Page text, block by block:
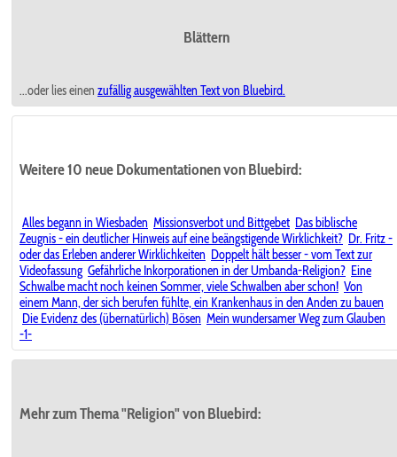
Blättern
...oder lies einen zufällig ausgewählten Text von Bluebird.
Weitere 10 neue Dokumentationen von Bluebird:
Alles begann in Wiesbaden Missionsverbot und Bittgebet Das biblische
Zeugnis - ein deutlicher Hinweis auf eine beängstigende Wirklichkeit? Dr. Fritz -
oder das Erleben anderer Wirklichkeiten Doppelt hält besser - vom Text zur
Videofassung Gefährliche Inkorporationen in der Umbanda-Religion? Eine
Schwalbe macht noch keinen Sommer, viele Schwalben aber schon! Von
einem Mann, der sich berufen fühlte, ein Krankenhaus in den Anden zu bauen
Die Evidenz des (übernatürlich) Bösen Mein wundersamer Weg zum Glauben
-1-
Mehr zum Thema "Religion" von Bluebird: